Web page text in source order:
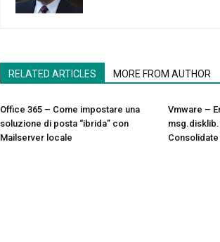
RELATED ARTICLES MORE FROM AUTHOR
Office 365 – Come impostare una
soluzione di posta “ibrida” con
Mailserver locale
Vmware –
Consolidate